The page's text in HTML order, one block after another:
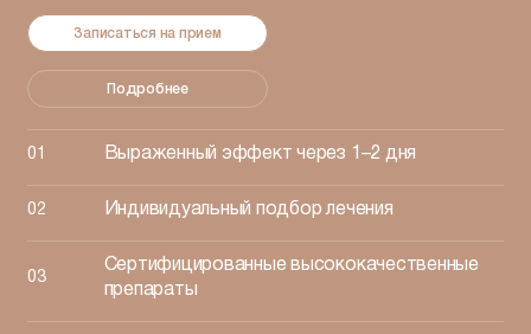
Записаться на прием
Подробнее
Выраженный эффектчерез 1–2 дня
Индивидуальный подбор лечения
Сертифицированные высококачественные
препараты